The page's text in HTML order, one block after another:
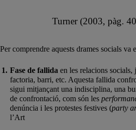
Turner (2003, pàg.
Per comprendre aquests drames socials va
Fase de fallida en les relacions socials,
factoria, barri, etc. Aquesta fallida
sigui mitjançant una indisciplina, una
de confrontació, com són les
denúncia i les protestes festives (party
l’Art